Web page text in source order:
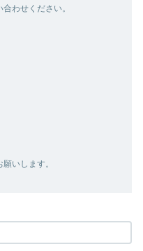
わせください。
いします。